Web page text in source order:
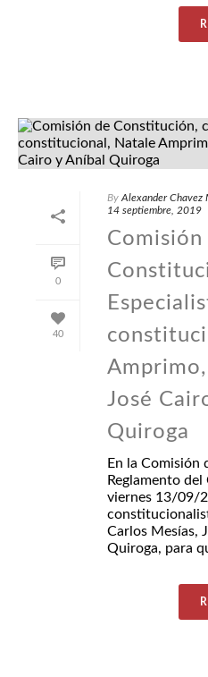
0
40
By Alexander Chavez
14 septiembre, 2019
Comisión
José
Quiroga
En la Comisión
Reglamento
viernes 13/09/
Carlos Mesías,
Quiroga, para